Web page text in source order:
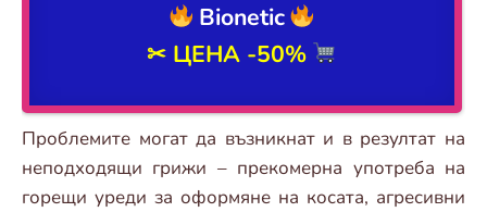
Bionetic
✂ ЦЕНА-50%
Проблемите могат да възникнат и в резултат на
неподходящи грижи – прекомерна употреба на
горещи уреди за оформяне на косата, агресивни